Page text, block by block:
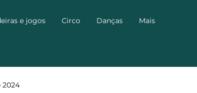
e jogos Circo Danças Mais
2024